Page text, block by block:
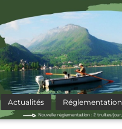
Actualités Réglementation